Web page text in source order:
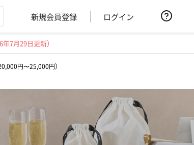
新規会員登録 ログイン
7月29日更新）
円〜25,000円）